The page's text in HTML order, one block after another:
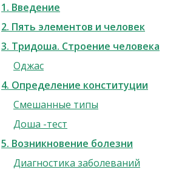
1. Введение
2. Пять элементов и человек
3. Тридоша. Строение человека
Оджас
4. Определение конституции
Смешанные типы
Доша -тест
5. Возникновение болезни
Диагностика заболеваний